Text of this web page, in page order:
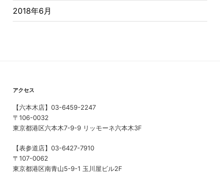
2018年6月
アクセス
【六本木店】03-6459-2247
〒106-0032
東京都港区六本木7-9-9 リッモーネ六本木3F
【表参道店】03-6427-7910
〒107-0062
東京都港区南青山5-9-1 玉川屋ビル2F